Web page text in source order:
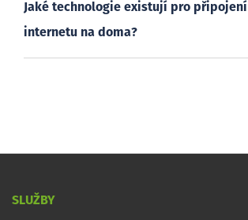
Jaké technologie existují pro
internetu na doma?
SLUŽBY